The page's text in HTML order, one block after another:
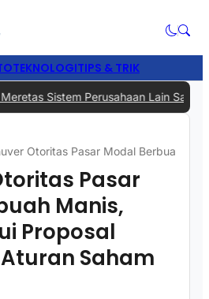
TEKNOLOGITIPS & TRIK
Sistem Perusahaan Lain Saat
Otoritas Pasar Modal Berbuah
Pasar
Manis,
Proposal
Saham